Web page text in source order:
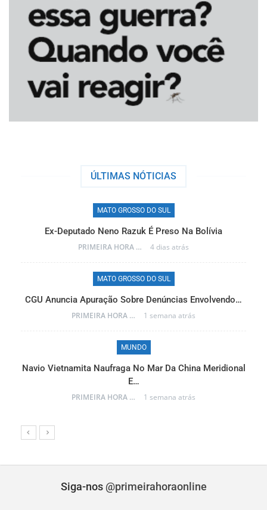
ÚLTIMAS NÓTICIAS
MATO GROSSO DO SUL
Ex-Deputado Neno Razuk É Preso Na Bolívia
PRIMEIRA HORA ONLINE 4 dias atrás
MATO GROSSO DO SUL
CGU Anuncia Apuração Sobre Denúncias Envolvendo…
PRIMEIRA HORA ONLINE 1 semana atrás
MUNDO
Navio Vietnamita Naufraga No Mar Da China Meridional
E…
PRIMEIRA HORA ONLINE 1 semana atrás
Siga-nos @primeirahoraonline